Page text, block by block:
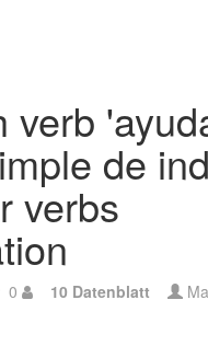
verb
de
verbs
0 10 Datenblatt